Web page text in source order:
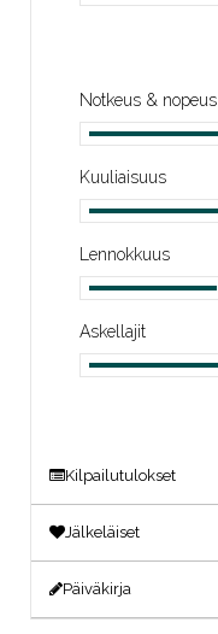
Notkeus & nopeus
Kuuliaisuus
Lennokkuus
Askellajit
Kilpailutulokset
Jälkeläiset
Päiväkirja